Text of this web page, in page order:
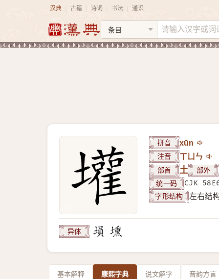
汉典 古籍 诗词 书法 通识
拼音 xūn
注音 ㄒㄩㄣ
部首 土 部外
统一码 CJK
字形结构 左右结
异体
基本解释 康熙字典 说文解字 音韵方言